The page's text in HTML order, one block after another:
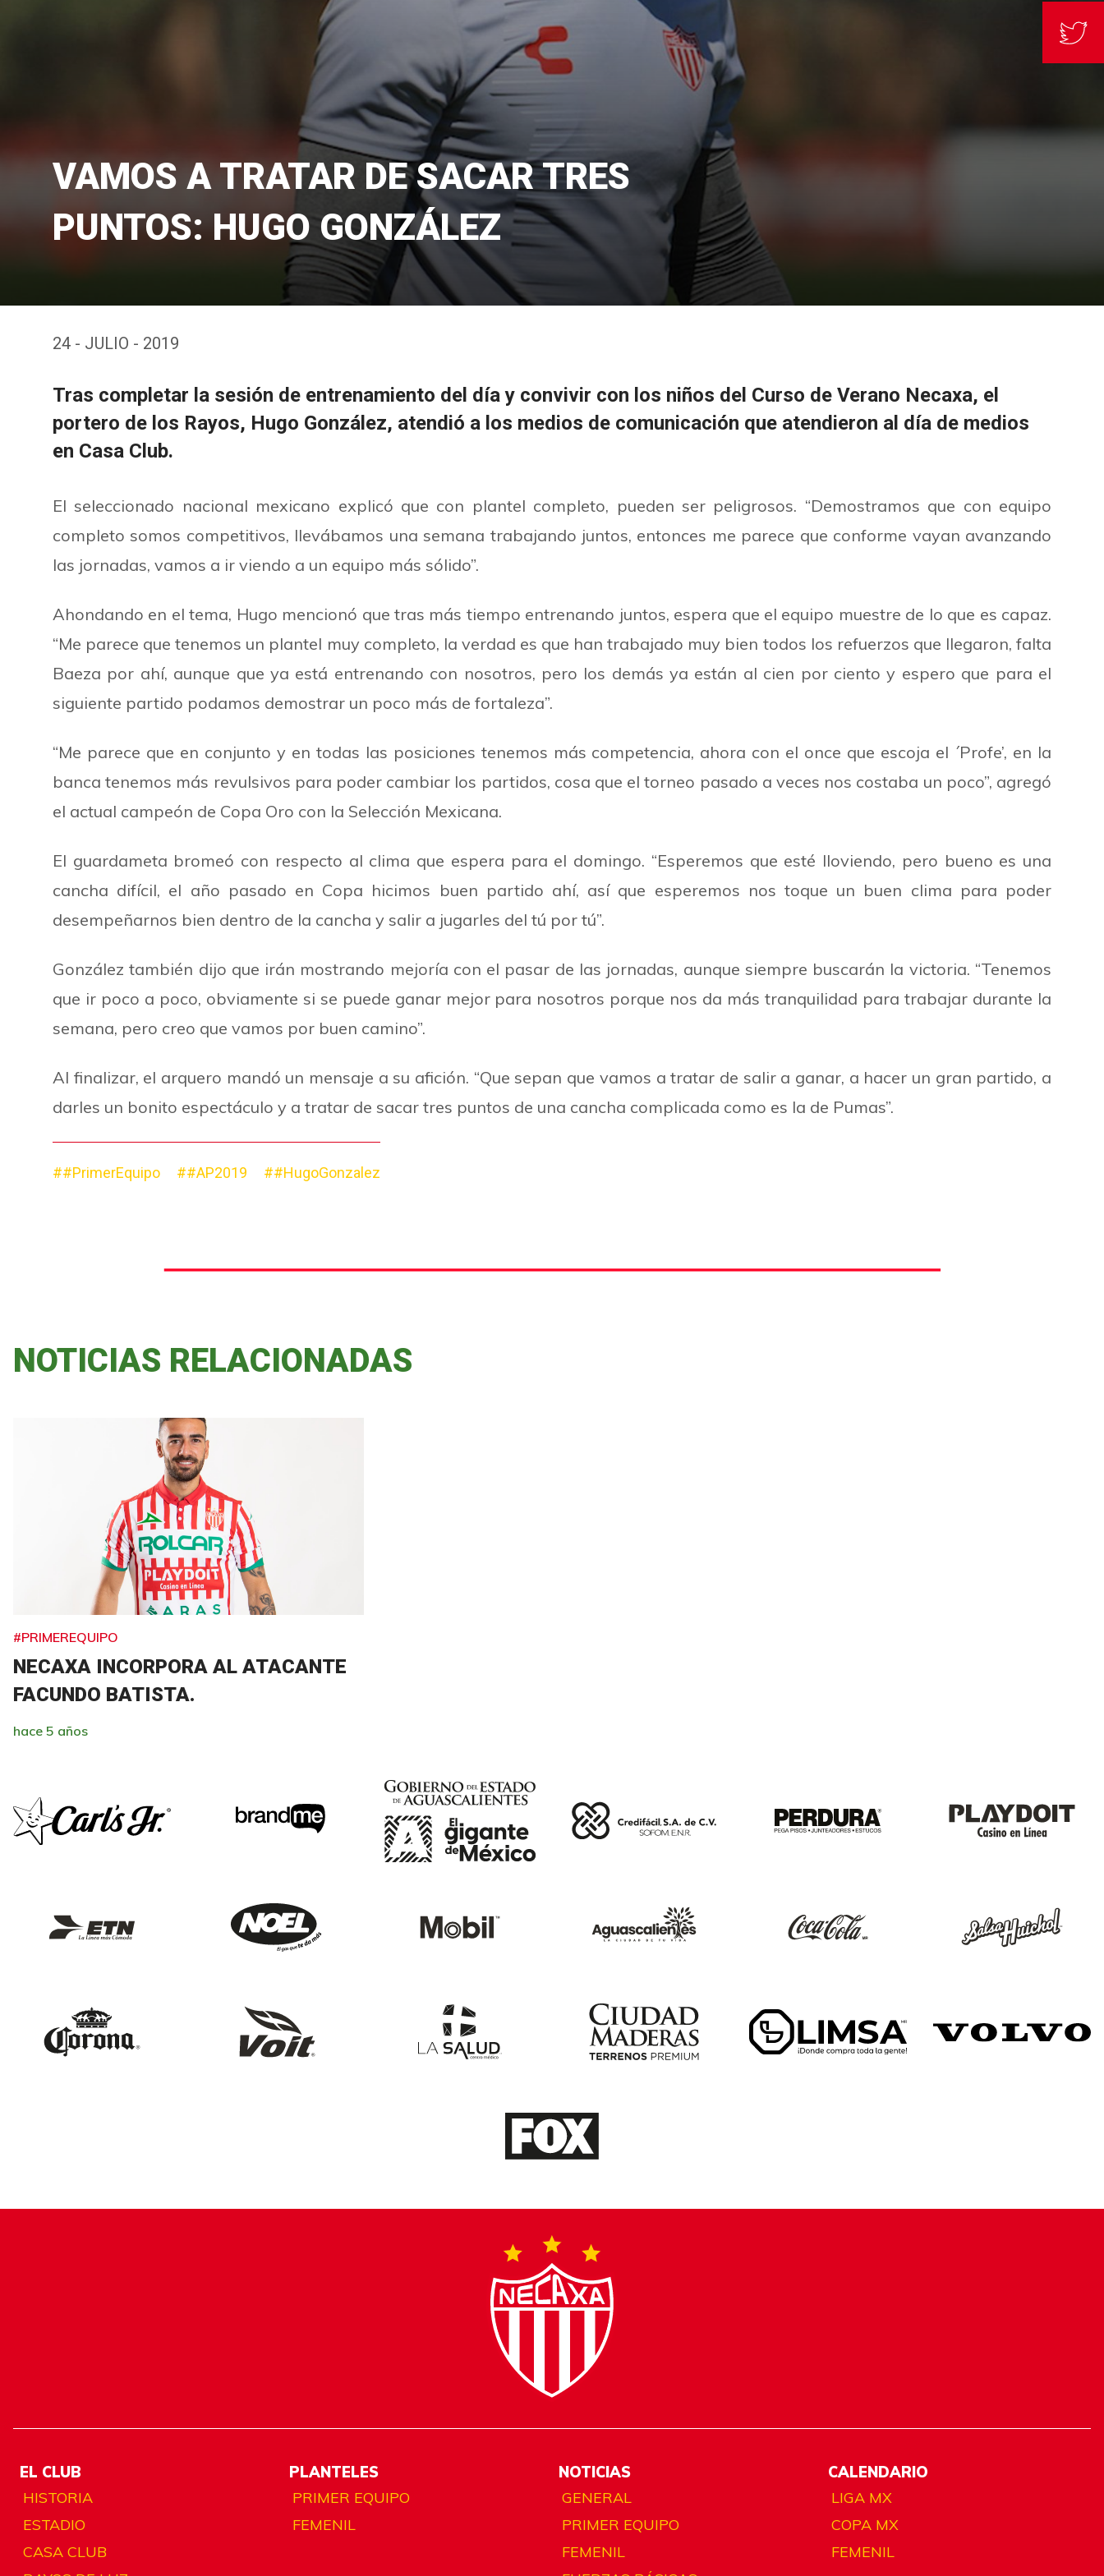
VAMOS A TRATAR DE SACAR TRES
PUNTOS: HUGO GONZÁLEZ
24 - JULIO - 2019
Tras completar la sesión de entrenamiento del día y convivir con los niños del Curso de Verano Necaxa, el
portero de los Rayos, Hugo González, atendió a los medios de comunicación que atendieron al día de medios
en Casa Club.
El seleccionado nacional mexicano explicó que con plantel completo, pueden ser peligrosos. “Demostramos que con equipo
completo somos competitivos, llevábamos una semana trabajando juntos, entonces me parece que conforme vayan avanzando
las jornadas, vamos a ir viendo a un equipo más sólido”.
Ahondando en el tema, Hugo mencionó que tras más tiempo entrenando juntos, espera que el equipo muestre de lo que es capaz.
“Me parece que tenemos un plantel muy completo, la verdad es que han trabajado muy bien todos los refuerzos que llegaron, falta
Baeza por ahí, aunque que ya está entrenando con nosotros, pero los demás ya están al cien por ciento y espero que para el
siguiente partido podamos demostrar un poco más de fortaleza”.
“Me parece que en conjunto y en todas las posiciones tenemos más competencia, ahora con el once que escoja el ´Profe’, en la
banca tenemos más revulsivos para poder cambiar los partidos, cosa que el torneo pasado a veces nos costaba un poco”, agregó
el actual campeón de Copa Oro con la Selección Mexicana.
El guardameta bromeó con respecto al clima que espera para el domingo. “Esperemos que esté lloviendo, pero bueno es una
cancha difícil, el año pasado en Copa hicimos buen partido ahí, así que esperemos nos toque un buen clima para poder
desempeñarnos bien dentro de la cancha y salir a jugarles del tú por tú”.
González también dijo que irán mostrando mejoría con el pasar de las jornadas, aunque siempre buscarán la victoria. “Tenemos
que ir poco a poco, obviamente si se puede ganar mejor para nosotros porque nos da más tranquilidad para trabajar durante la
semana, pero creo que vamos por buen camino”.
Al finalizar, el arquero mandó un mensaje a su afición. “Que sepan que vamos a tratar de salir a ganar, a hacer un gran partido, a
darles un bonito espectáculo y a tratar de sacar tres puntos de una cancha complicada como es la de Pumas”.
##PrimerEquipo ##AP2019 ##HugoGonzalez
NOTICIAS RELACIONADAS
#PRIMEREQUIPO
NECAXA INCORPORA AL ATACANTE
FACUNDO BATISTA.
hace 5 años
EL CLUB
HISTORIA
ESTADIO
CASA CLUB
PLANTELES
PRIMER EQUIPO
FEMENIL
NOTICIAS
GENERAL
PRIMER EQUIPO
FEMENIL
CALENDARIO
LIGA MX
COPA MX
FEMENIL